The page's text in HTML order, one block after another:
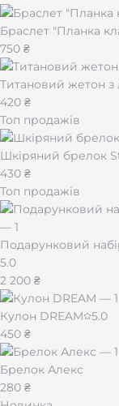
подарунка).
Подарунок
Кулон DREAM —
турботи, символ
подарунок для
яку можна
Замовляйте
говоритиме
Браслет "Планка
750 ₴
Титановий жетон
420 ₴
Топ продажів
Шкіряний брелок
430 ₴
Топ продажів
Подарунковий
5.0
2 200 ₴
Кулон DREAM
5.0
450 ₴
Брелок Алекс
280 ₴